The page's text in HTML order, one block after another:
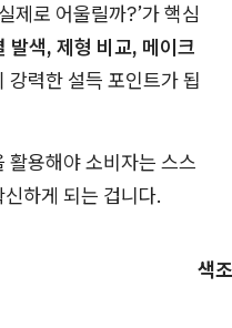
제로 어울릴까?’가 핵심
발색, 제형 비교, 메이크
강력한 설득 포인트가 됩
활용해야 소비자는 스스
하게 되는 겁니다.
색